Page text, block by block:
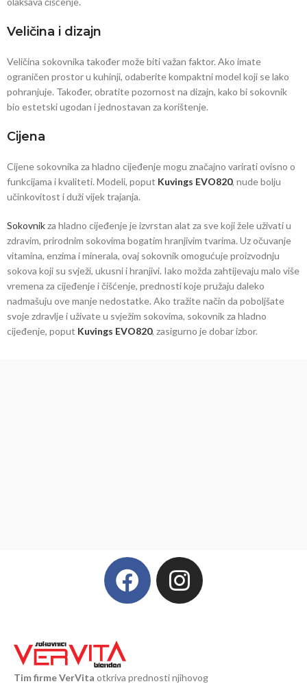
Veličina i dizajn
Veličina sokovnika također može biti važan faktor. Ako imate
ograničen prostor u kuhinji, odaberite kompaktni model koji se lako
pohranjuje. Također, obratite pozornost na dizajn, kako bi sokovnik
bio estetski ugodan i jednostavan za korištenje.
Cijena
Cijene sokovnika za hladno cijeđenje mogu značajno varirati ovisno o
funkcijama i kvaliteti. Modeli, poput Kuvings EVO820, nude bolju
učinkovitost i duži vijek trajanja.
Sokovnikza hladno cijeđenje je izvrstan alat za sve koji žele uživati u
zdravim, prirodnim sokovima bogatim hranjivim tvarima. Uz očuvanje
vitamina, enzima i minerala, ovaj sokovnik omogućuje proizvodnju
sokova koji su svježi, ukusni i hranjivi. Iako možda zahtijevaju malo više
vremena za cijeđenje i čišćenje, prednosti koje pružaju daleko
nadmašuju ove manje nedostatke. Ako tražite način da poboljšate
svoje zdravlje i uživate u svježim sokovima, sokovnik za hladno
cijeđenje, poput Kuvings EVO820, zasigurno je dobar izbor.
Tim firme VerVita otkriva prednosti njihovog